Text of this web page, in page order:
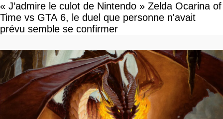
« J’admire le culot de Nintendo » Zelda Ocarina of
Time vs GTA 6, le duel que personne n'avait
prévu semble se confirmer